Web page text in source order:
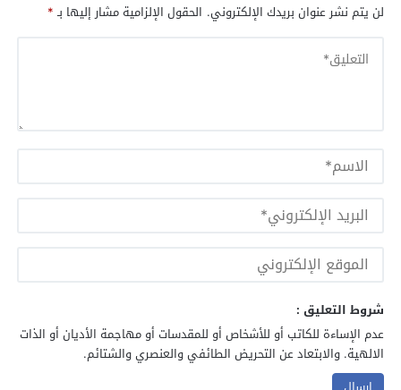
لن يتم نشر عنوان بريدك الإلكتروني. الحقول الإلزامية مشار إليها بـ*
شروط التعليق :
عدم الإساءة للكاتب أو للأشخاص أو للمقدسات أو مهاجمة الأديان أو الذات
الالهية. والابتعاد عن التحريض الطائفي والعنصري والشتائم.